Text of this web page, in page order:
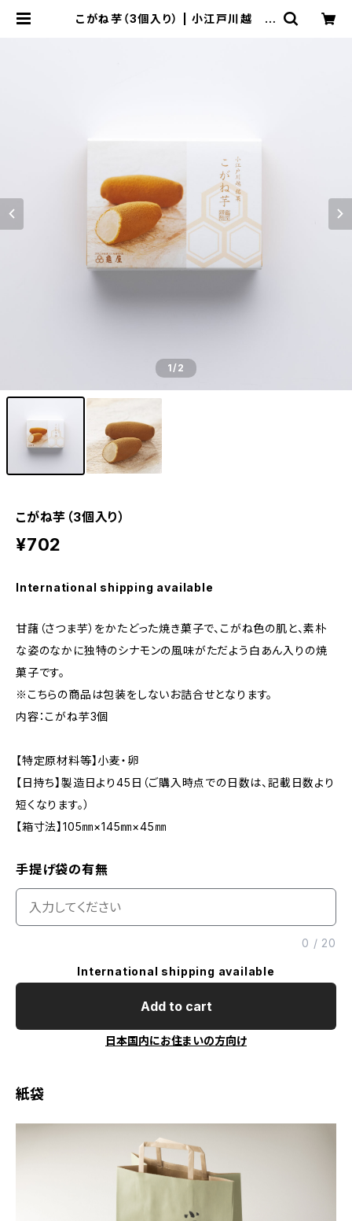
こがね芋（3個入り） | 小江戸川越 龜
1/2
こがね芋（3個入り）
¥702
International shipping available
甘藷（さつま芋）をかたどった焼き菓子で、こがね色の肌と、素朴
な姿のなかに独特のシナモンの風味がただよう白あん入りの焼
菓子です。
※こちらの商品は包装をしないお詰合せとなります。
内容：こがね芋3個
【特定原材料等】小麦・卵
【日持ち】製造日より45日（ご購入時点での日数は、記載日数より
短くなります。）
【箱寸法】105㎜×145㎜×45㎜
手提げ袋の有無
0 / 20
International shipping available
Add to cart
日本国内にお住まいの方向け
紙袋